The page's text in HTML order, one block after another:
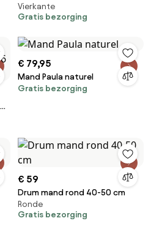
Vierkante
Gratis bezorging
€ 79,95
Mand Paula naturel
Gratis bezorging
€ 59
Drum mand rond 40-50 cm
Ronde
Gratis bezorging